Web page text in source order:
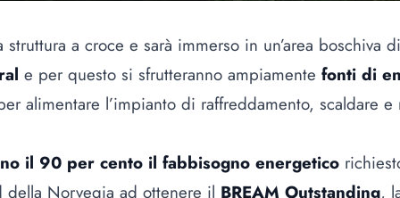
a croce e sarà immerso in un’area
e per questo si sfrutteranno ampiamente fonti di
alimentare l’impianto di raffreddamento, scaldare
il 90 per cento il fabbisogno energetico
Norvegia ad ottenere il BREAM Outstanding,